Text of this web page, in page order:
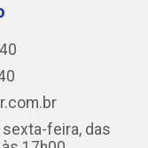
feira, das